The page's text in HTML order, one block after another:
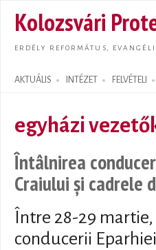
Kolozsvári
ERDÉLY REFORMÁTUS,
AKTUÁLIS INTÉZET FELVÉTELI
Search form
egyházi
Întâlnirea
Craiului și cadrele
Între 28-29
conducerii